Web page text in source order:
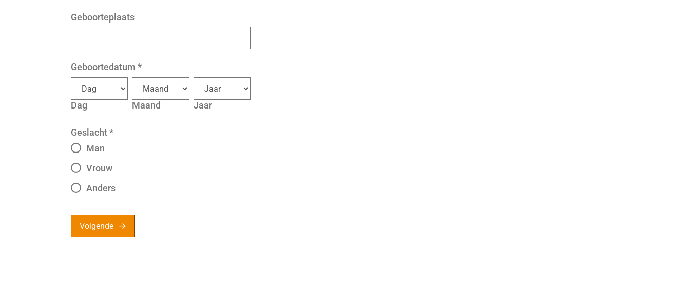
Geboorteplaats
Geboortedatum *
Dag Maand Jaar
Geslacht*
Man
Vrouw
Anders
Volgende